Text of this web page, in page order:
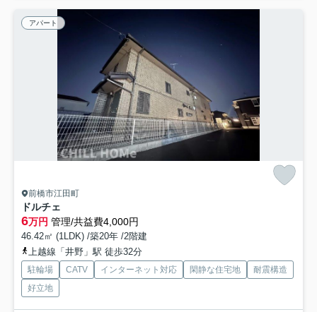
アパート
前橋市江田町
ドルチェ
6万円 管理/共益費4,000円
46.42㎡ (1LDK) /築20年 /2階建
上越線「井野」駅 徒歩32分
駐輪場 CATV インターネット対応 閑静な住宅地
耐震構造
好立地